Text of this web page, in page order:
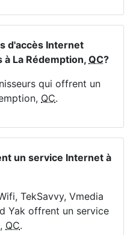
d'accès Internet
La Rédemption, QC?
qui offrent un
QC.
un service Internet à
TekSavvy, Vmedia
Yak offrent un service
QC.